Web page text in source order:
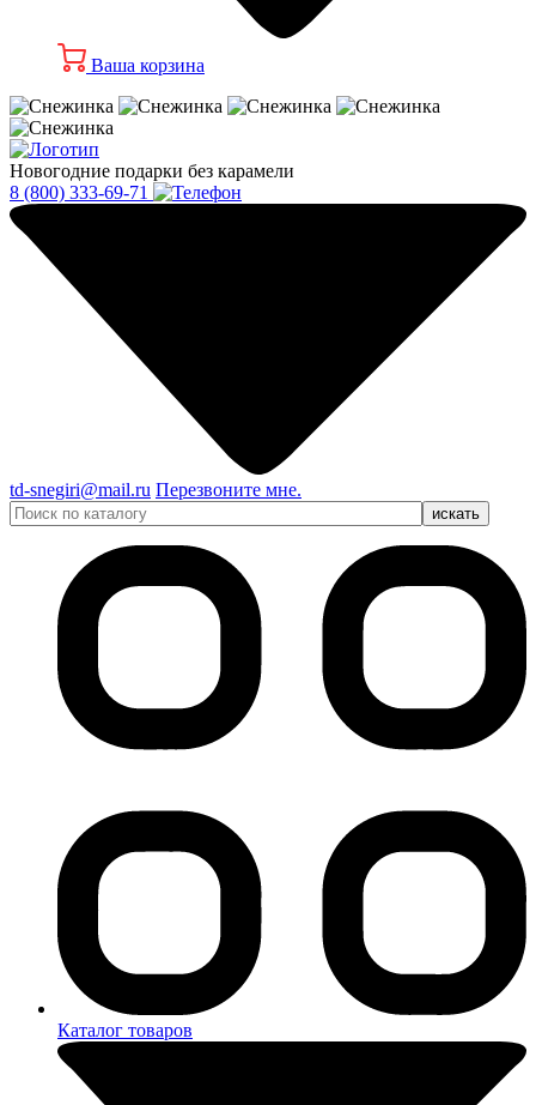
Ваша корзина
Новогодние подарки без карамели
8 (800) 333-69-71
td-snegiri@mail.ru Перезвоните мне.
Каталог товаров